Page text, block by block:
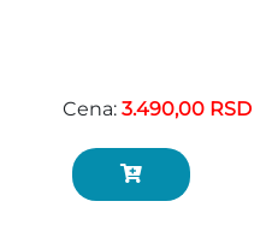
Cena: 3.490,00 RSD